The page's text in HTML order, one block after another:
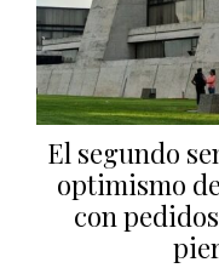
El segundo
optimismo
con